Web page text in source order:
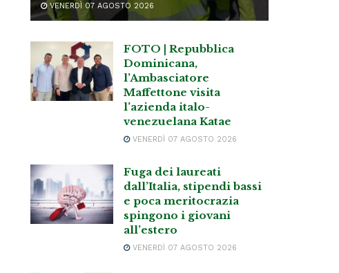
VENERDÌ 07 AGOSTO 2026
FOTO | Repubblica
Dominicana,
l’Ambasciatore
Maffettone visita
l’azienda italo-
venezuelana Katae
VENERDÌ 07 AGOSTO 2026
Fuga dei laureati
dall’Italia, stipendi bassi
e poca meritocrazia
spingono i giovani
all’estero
VENERDÌ 07 AGOSTO 2026